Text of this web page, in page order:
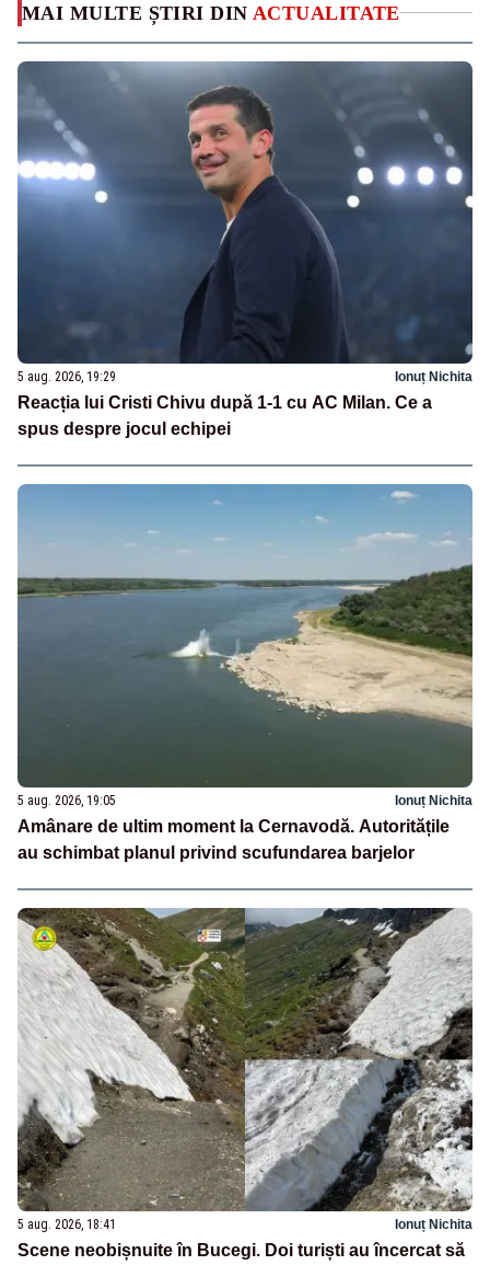
MAI MULTE ȘTIRI DIN ACTUALITATE
5 aug. 2026, 19:29 Ionuț Nichita
Reacția lui Cristi Chivu după 1-1 cu AC Milan. Ce a
spus despre jocul echipei
5 aug. 2026, 19:05 Ionuț Nichita
Amânare de ultim moment la Cernavodă. Autoritățile
au schimbat planul privind scufundarea barjelor
5 aug. 2026, 18:41 Ionuț Nichita
Scene neobișnuite în Bucegi. Doi turiști au încercat să